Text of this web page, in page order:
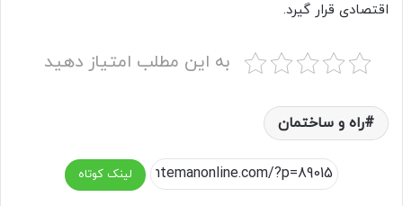
اقتصادی قرار گیرد.
به این مطلب امتیاز دهید
راه و ساختمان
لینک کوتاه